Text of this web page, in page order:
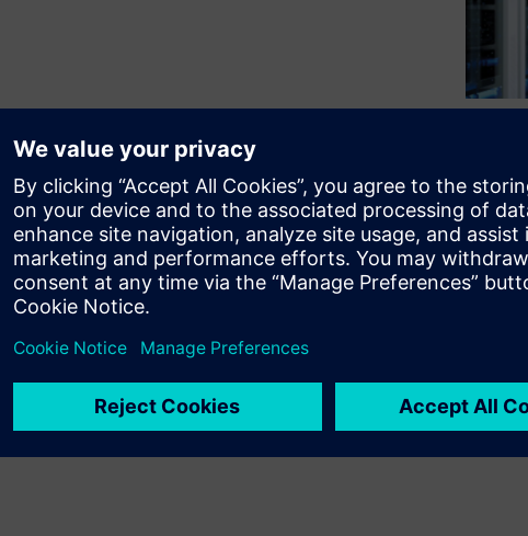
晶片設計的複雜度與日俱增。高效能運
通訊等應用，加上先進製程技術節點，
確運作。這不但拉長模擬時間，還得
疑已面臨瓶頸。雲端運算是個可行的
模擬時間。與 Amazon Web Services
緒型 Analog FastSPICE (AFS) 平台，